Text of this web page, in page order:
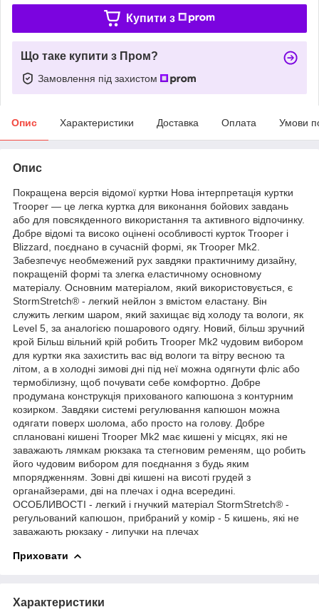
Купити з
Що таке купити з Пром?
Замовлення під захистом
Опис Характеристики Доставка Оплата Умови
Опис
Покращена версія відомої куртки Нова інтерпретація куртки
Trooper — це легка куртка для виконання бойових завдань
або для повсякденного використання та активного відпочинку.
Добре відомі та високо оцінені особливості курток Trooper і
Blizzard, поєднано в сучасній формі, як Trooper Mk2.
Забезпечує необмежений рух завдяки практичниму дизайну,
покращеній формі та злегка еластичному основному
матеріалу. Основним матеріалом, який використовується, є
StormStretch® - легкий нейлон з вмістом еластану. Він
служить легким шаром, який захищає від холоду та вологи, як
Level 5, за аналогією пошарового одягу. Новий, більш зручний
крой Більш вільний крій робить Trooper Mk2 чудовим вибором
для куртки яка захистить вас від вологи та вітру весною та
літом, а в холодні зимові дні під неї можна одягнути фліс або
термобілизну, щоб почувати себе комфортно. Добре
продумана конструкція прихованого капюшона з контурним
козирком. Завдяки системі регулювання капюшон можна
одягати поверх шолома, або просто на голову. Добре
сплановані кишені Trooper Mk2 має кишені у місцях, які не
заважають лямкам рюкзака та стегновим ременям, що робить
його чудовим вибором для поєднання з будь яким
мпорядженням. Зовні дві кишені на висоті грудей з
органайзерами, дві на плечах і одна всередині.
ОСОБЛИВОСТІ - легкий і гнучкий матеріал StormStretch® -
регульований капюшон, прибраний у комір - 5 кишень, які не
заважають рюкзаку - липучки на плечах
Приховати
Характеристики